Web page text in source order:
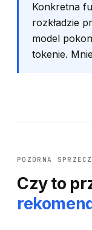
Konkretna
rozkładzie
model
tokenie.
POZORNA
Czy to